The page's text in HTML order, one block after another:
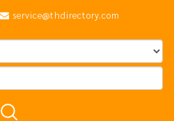
service@thdirectory.com